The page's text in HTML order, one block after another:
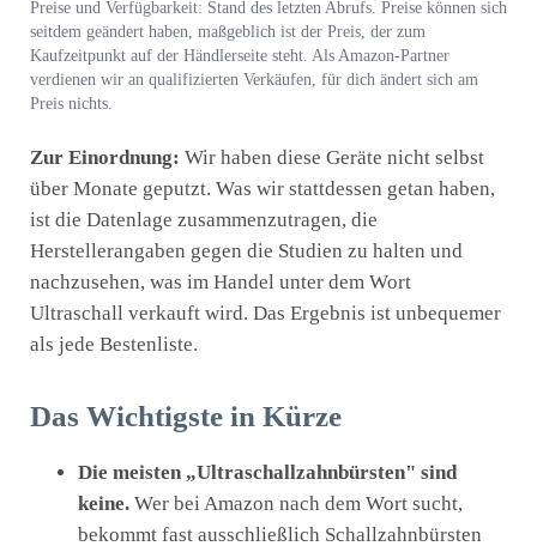
Preise und Verfügbarkeit: Stand des letzten Abrufs. Preise können sich
seitdem geändert haben, maßgeblich ist der Preis, der zum
Kaufzeitpunkt auf der Händlerseite steht. Als Amazon-Partner
verdienen wir an qualifizierten Verkäufen, für dich ändert sich am
Preis nichts.
Zur Einordnung: Wir haben diese Geräte nicht selbst
über Monate geputzt. Was wir stattdessen getan haben,
ist die Datenlage zusammenzutragen, die
Herstellerangaben gegen die Studien zu halten und
nachzusehen, was im Handel unter dem Wort
Ultraschall verkauft wird. Das Ergebnis ist unbequemer
als jede Bestenliste.
Das Wichtigste in Kürze
Die meisten „Ultraschallzahnbürsten" sind
keine. Wer bei Amazon nach dem Wort sucht,
bekommt fast ausschließlich Schallzahnbürsten